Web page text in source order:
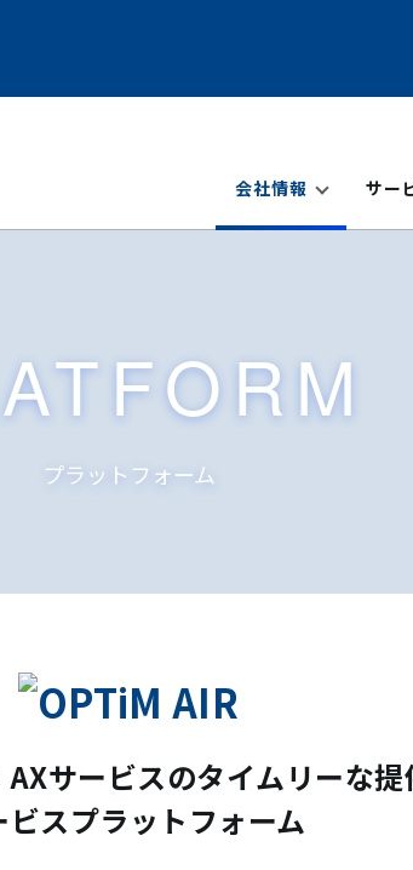
会社情報 サー
プラットフォーム
サービスのタイムリーな
ビスプラットフォーム